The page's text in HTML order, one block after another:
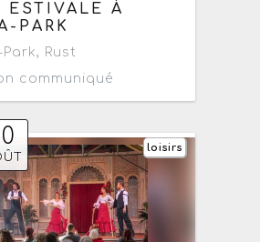
ESTIVALE À
PARK
, Rust
communiqué
loisirs